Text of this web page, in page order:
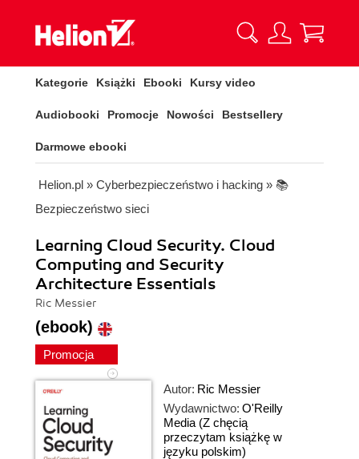
Kategorie Książki Ebooki Kursy video
Audiobooki Promocje Nowości Bestsellery
Darmowe ebooki
Helion.pl » Cyberbezpieczeństwo i hacking » 📚
Bezpieczeństwo sieci
Learning Cloud Security. Cloud
Computing and Security
Architecture Essentials
Ric Messier
(ebook)
Promocja
Autor: Ric Messier
Wydawnictwo: O'Reilly
Media (Z chęcią
przeczytam książkę w
języku polskim)